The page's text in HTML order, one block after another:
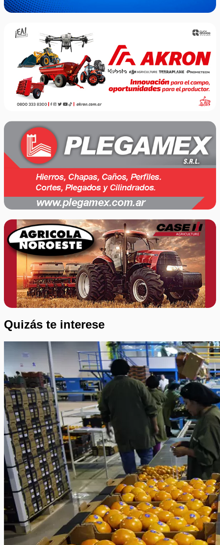
Quizás te interese